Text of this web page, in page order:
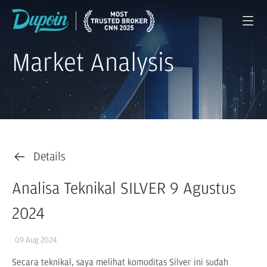
Market Analysis
Details
Analisa Teknikal SILVER 9 Agustus
2024
09 Aug 2024
Secara teknikal, saya melihat komoditas Silver ini sudah